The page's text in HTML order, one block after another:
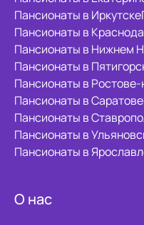
Пансионаты в Иркутске
Пансионаты в
Пансионаты в Нижнем
Пансионаты в
Пансионаты в
Пансионаты в Саратове
Пансионаты в
Пансионаты в
Пансионаты в
О нас